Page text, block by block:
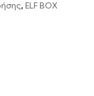
, ELF BOX